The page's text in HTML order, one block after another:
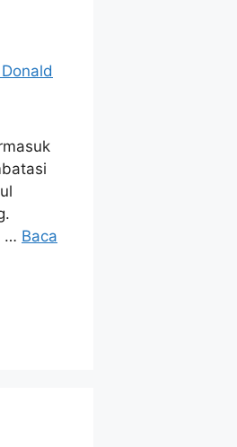
… Baca